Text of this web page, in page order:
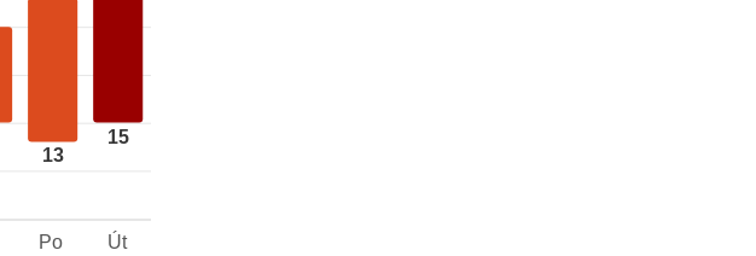
13
15
Po Út